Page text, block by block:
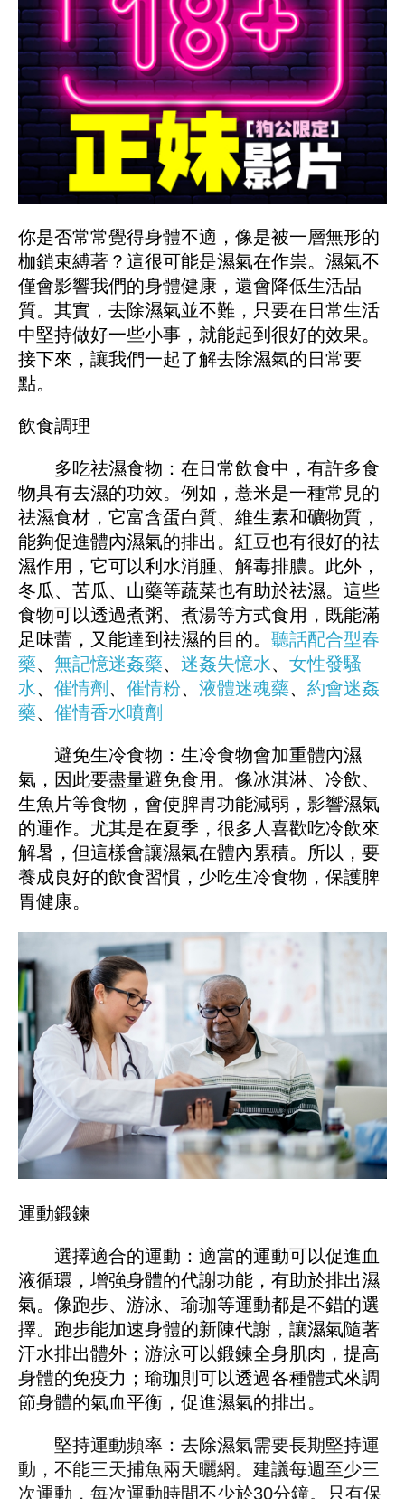
你是否常常覺得身體不適，像是被一層無形的
枷鎖束縛著？這很可能是濕氣在作祟。濕氣不
僅會影響我們的身體健康，還會降低生活品
質。其實，去除濕氣並不難，只要在日常生活
中堅持做好一些小事，就能起到很好的效果。
接下來，讓我們一起了解去除濕氣的日常要
點。
飲食調理
多吃祛濕食物：在日常飲食中，有許多食
物具有去濕的功效。例如，薏米是一種常見的
祛濕食材，它富含蛋白質、維生素和礦物質，
能夠促進體內濕氣的排出。紅豆也有很好的祛
濕作用，它可以利水消腫、解毒排膿。此外，
冬瓜、苦瓜、山藥等蔬菜也有助於祛濕。這些
食物可以透過煮粥、煮湯等方式食用，既能滿
足味蕾，又能達到祛濕的目的。 聽話配合型春
藥、 無記憶迷姦藥、 迷姦失憶水、 女性發騷
水、 催情劑 、 催情粉、 液體迷魂藥、 約會迷姦
藥、 催情香水噴劑
避免生冷食物：生冷食物會加重體內濕
氣，因此要盡量避免食用。像冰淇淋、冷飲、
生魚片等食物，會使脾胃功能減弱，影響濕氣
的運作。尤其是在夏季，很多人喜歡吃冷飲來
解暑，但這樣會讓濕氣在體內累積。所以，要
養成良好的飲食習慣，少吃生冷食物，保護脾
胃健康。
運動鍛鍊
選擇適合的運動：適當的運動可以促進血
液循環，增強身體的代謝功能，有助於排出濕
氣。像跑步、游泳、瑜珈等運動都是不錯的選
擇。跑步能加速身體的新陳代謝，讓濕氣隨著
汗水排出體外；游泳可以鍛鍊全身肌肉，提高
身體的免疫力；瑜珈則可以透過各種體式來調
節身體的氣血平衡，促進濕氣的排出。
堅持運動頻率：去除濕氣需要長期堅持運
動，不能三天捕魚兩天曬網。建議每週至少三
次運動，每次運動時間不少於30分鐘。只有保